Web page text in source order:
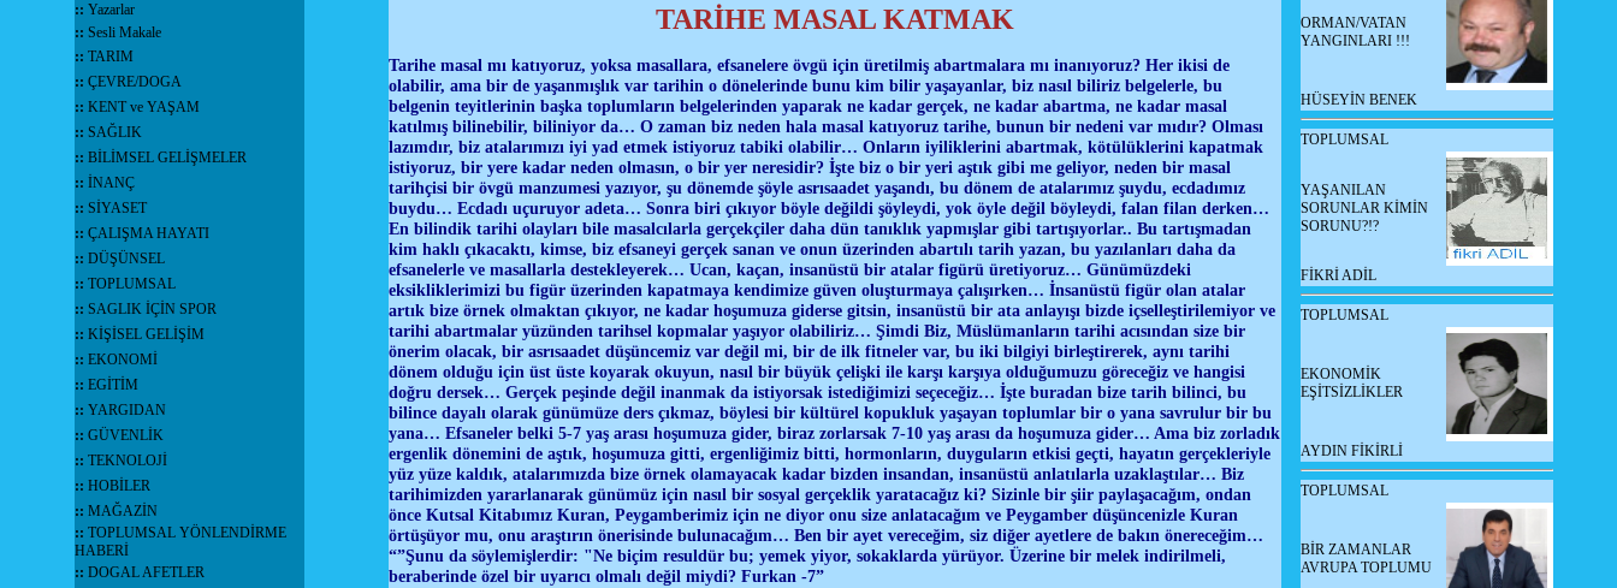
:: Yazarlar
:: Sesli Makale
:: TARIM
:: ÇEVRE/DOGA
:: KENT ve YAŞAM
:: SAĞLIK
:: BİLİMSEL GELİŞMELER
:: İNANÇ
:: SİYASET
:: ÇALIŞMA HAYATI
:: DÜŞÜNSEL
:: TOPLUMSAL
:: SAGLIK İÇİN SPOR
:: KİŞİSEL GELİŞİM
:: EKONOMİ
:: EGİTİM
:: YARGIDAN
:: GÜVENLİK
:: TEKNOLOJİ
:: HOBİLER
:: MAĞAZİN
:: TOPLUMSAL YÖNLENDİRME
HABERİ
:: DOGAL AFETLER
TARİHE MASAL KATMAK
Tarihe masal mı katıyoruz, yoksa masallara, efsanelere övgü için üretilmiş abartmalara mı inanıyoruz? Her ikisi de
olabilir, ama bir de yaşanmışlık var tarihin o dönelerinde bunu kim bilir yaşayanlar, biz nasıl biliriz belgelerle, bu
belgenin teyitlerinin başka toplumların belgelerinden yaparak ne kadar gerçek, ne kadar abartma, ne kadar masal
katılmış bilinebilir, biliniyor da… O zaman biz neden hala masal katıyoruz tarihe, bunun bir nedeni var mıdır? Olması
lazımdır, biz atalarımızı iyi yad etmek istiyoruz tabiki olabilir… Onların iyiliklerini abartmak, kötülüklerini kapatmak
istiyoruz, bir yere kadar neden olmasın, o bir yer neresidir? İşte biz o bir yeri aştık gibi me geliyor, neden bir masal
tarihçisi bir övgü manzumesi yazıyor, şu dönemde şöyle asrısaadet yaşandı, bu dönem de atalarımız şuydu, ecdadımız
buydu… Ecdadı uçuruyor adeta… Sonra biri çıkıyor böyle değildi şöyleydi, yok öyle değil böyleydi, falan filan derken…
En bilindik tarihi olayları bile masalcılarla gerçekçiler daha dün tanıklık yapmışlar gibi tartışıyorlar.. Bu tartışmadan
kim haklı çıkacaktı, kimse, biz efsaneyi gerçek sanan ve onun üzerinden abartılı tarih yazan, bu yazılanları daha da
efsanelerle ve masallarla destekleyerek… Ucan, kaçan, insanüstü bir atalar figürü üretiyoruz… Günümüzdeki
eksikliklerimizi bu figür üzerinden kapatmaya kendimize güven oluşturmaya çalışırken… İnsanüstü figür olan atalar
artık bize örnek olmaktan çıkıyor, ne kadar hoşumuza giderse gitsin, insanüstü bir ata anlayışı bizde içselleştirilemiyor ve
tarihi abartmalar yüzünden tarihsel kopmalar yaşıyor olabiliriz… Şimdi Biz, Müslümanların tarihi acısından size bir
önerim olacak, bir asrısaadet düşüncemiz var değil mi, bir de ilk fitneler var, bu iki bilgiyi birleştirerek, aynı tarihi
dönem olduğu için üst üste koyarak okuyun, nasıl bir büyük çelişki ile karşı karşıya olduğumuzu göreceğiz ve hangisi
doğru dersek… Gerçek peşinde değil inanmak da istiyorsak istediğimizi seçeceğiz… İşte buradan bize tarih bilinci, bu
bilince dayalı olarak günümüze ders çıkmaz, böylesi bir kültürel kopukluk yaşayan toplumlar bir o yana savrulur bir bu
yana… Efsaneler belki 5-7 yaş arası hoşumuza gider, biraz zorlarsak 7-10 yaş arası da hoşumuza gider… Ama biz zorladık
ergenlik dönemini de aştık, hoşumuza gitti, ergenliğimiz bitti, hormonların, duyguların etkisi geçti, hayatın gerçekleriyle
yüz yüze kaldık, atalarımızda bize örnek olamayacak kadar bizden insandan, insanüstü anlatılarla uzaklaştılar… Biz
tarihimizden yararlanarak günümüz için nasıl bir sosyal gerçeklik yaratacağız ki? Sizinle bir şiir paylaşacağım, ondan
önce Kutsal Kitabımız Kuran, Peygamberimiz için ne diyor onu size anlatacağım ve Peygamber düşüncenizle Kuran
örtüşüyor mu, onu araştırın önerisinde bulunacağım… Ben bir ayet vereceğim, siz diğer ayetlere de bakın önereceğim…
“”Şunu da söylemişlerdir: "Ne biçim resuldür bu; yemek yiyor, sokaklarda yürüyor. Üzerine bir melek indirilmeli,
beraberinde özel bir uyarıcı olmalı değil miydi? Furkan -7”
ORMAN/VATAN
YANGINLARI !!!
HÜSEYİN BENEK
TOPLUMSAL
YAŞANILAN
SORUNLAR KİMİN
SORUNU?!?
FİKRİ ADİL
TOPLUMSAL
EKONOMİK
EŞİTSİZLİKLER
AYDIN FİKİRLİ
TOPLUMSAL
BİR ZAMANLAR
AVRUPA TOPLUMU